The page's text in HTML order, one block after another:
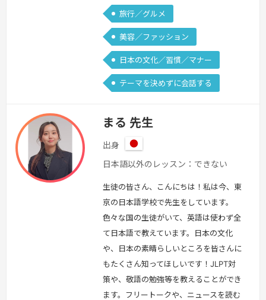
旅行／グルメ
美容／ファッション
日本の文化／習慣／マナー
テーマを決めずに会話する
まる 先生
出身
日
本
日本語以外のレッスン：できない
生徒の皆さん、こんにちは！私は今、東
京の日本語学校で先生をしています。
色々な国の生徒がいて、英語は使わず全
て日本語で教えています。日本の文化
や、日本の素晴らしいところを皆さんに
もたくさん知ってほしいです！JLPT対
策や、敬語の勉強等を教えることができ
ます。フリートークや、ニュースを読む